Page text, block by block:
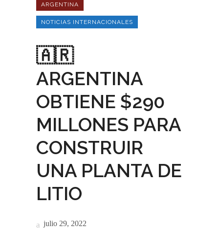
ARGENTINA
NOTICIAS INTERNACIONALES
🇦🇷
ARGENTINA
OBTIENE $290
MILLONES PARA
CONSTRUIR
UNA PLANTA DE
LITIO
julio 29, 2022